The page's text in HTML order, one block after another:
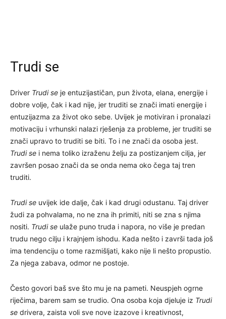
Trudi se
Driver Trudi se je entuzijastičan, pun života, elana, energije i
dobre volje, čak i kad nije, jer truditi se znači imati energije i
entuzijazma za život oko sebe. Uvijek je motiviran i pronalazi
motivaciju i vrhunski nalazi rješenja za probleme, jer truditi se
znači upravo to truditi se biti. To i ne znači da osoba jest.
Trudi se i nema toliko izraženu želju za postizanjem cilja, jer
završen posao znači da se onda nema oko čega taj tren
truditi.
Trudi se uvijek ide dalje, čak i kad drugi odustanu. Taj driver
žudi za pohvalama, no ne zna ih primiti, niti se zna s njima
nositi. Trudi se ulaže puno truda i napora, no više je predan
trudu nego cilju i krajnjem ishodu. Kada nešto i završi tada još
ima tendenciju o tome razmišljati, kako nije li nešto propustio.
Za njega zabava, odmor ne postoje.
Često govori baš sve što mu je na pameti. Neuspjeh ogrne
riječima, barem sam se trudio. Ona osoba koja djeluje iz Trudi
se drivera, zaista voli sve nove izazove i kreativnost,